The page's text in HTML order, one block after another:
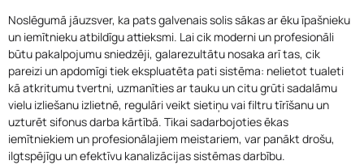
Noslēgumā jāuzsver, ka pats galvenais solis sākas ar ēku īpašnieku
un iemītnieku atbildīgu attieksmi. Lai cik moderni un profesionāli
būtu pakalpojumu sniedzēji, galarezultātu nosaka arī tas, cik
pareizi un apdomīgi tiek ekspluatēta pati sistēma: nelietot tualeti
kā atkritumu tvertni, uzmanīties ar tauku un citu grūti sadalāmu
vielu izliešanu izlietnē, regulāri veikt sietiņu vai filtru tīrīšanu un
uzturēt sifonus darba kārtībā. Tikai sadarbojoties ēkas
iemītniekiem un profesionālajiem meistariem, var panākt drošu,
ilgtspējīgu un efektīvu kanalizācijas sistēmas darbību.